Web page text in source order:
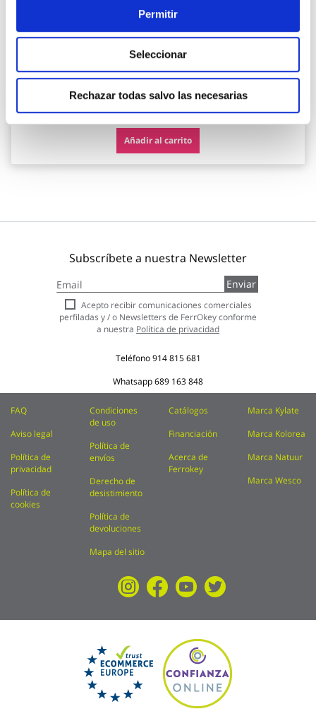
Permitir
Seleccionar
Rechazar todas salvo las necesarias
Cinta de reparacion bajo agua ultra power underwater
1,5 m x 50 mm negro tesa tape
14,80 €
Añadir al carrito
Subscríbete a nuestra Newsletter
a
nuestro
boletín
de
Enviar
Acepto recibir comunicaciones comerciales
perfiladas y / o Newsletters de FerrOkey conforme
a nuestra Política de privacidad
Teléfono914 815 681
Whatsapp689 163 848
FAQ
Aviso legal
Política de
privacidad
Política de
cookies
Condiciones
de uso
Política de
envíos
Derecho de
desistimiento
Política de
devoluciones
Mapa del sitio
Catálogos
Financiación
Acerca de
Ferrokey
Marca Kylate
Marca Kolorea
Marca Natuur
Marca Wesco